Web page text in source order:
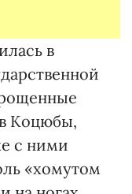
в
Коцюбы,
с ними
«хомутом